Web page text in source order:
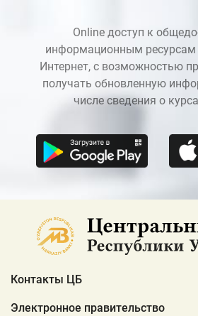
Online доступ к
информационным ресурсам
Интернет, с возможностью
получать обновленную
числе сведения о
Контакты ЦБ
Электронное правительство